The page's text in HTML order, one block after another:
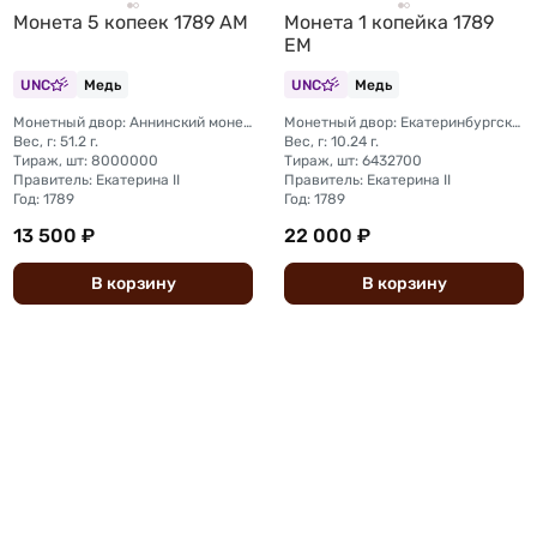
Монета 5 копеек 1789 АМ
UNC Медь
Монетный двор: Аннинский монетный двор (с. Анинское Пермская губерния)
Вес, г: 51.2 г.
Тираж, шт: 8000000
Правитель: Екатерина II
Год: 1789
13 500 ₽
В корзину
Монета 1 копейка 1789
ЕМ
UNC Медь
Монетный двор: Екатеринбургский монетный двор
Вес, г: 10.24 г.
Тираж, шт: 6432700
Правитель: Екатерина II
Год: 1789
22 000 ₽
В корзину